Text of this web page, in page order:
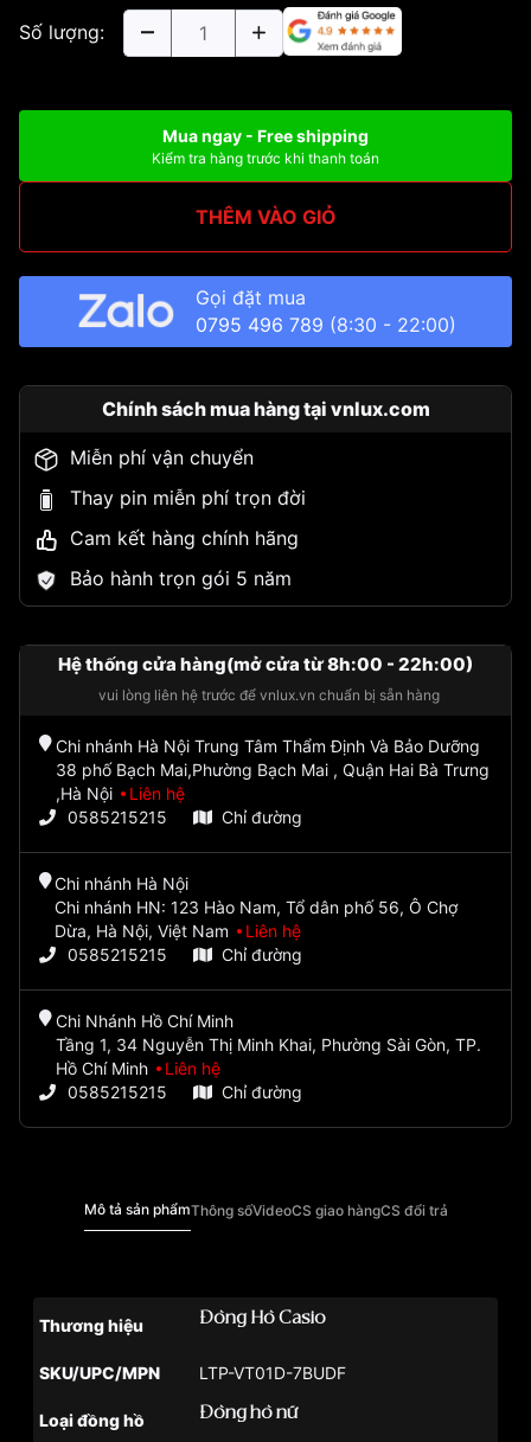
Số lượng:
Mua ngay - Free shipping
Kiểm tra hàng trước khi thanh toán
THÊM VÀO GIỎ
Gọi đặt mua
0795 496 789 (8:30 - 22:00)
Chính sách mua hàng tại vnlux.com
Miễn phí vận chuyển
Thay pin miễn phí trọn đời
Cam kết hàng chính hãng
Bảo hành trọn gói 5 năm
Hệ thống cửa hàng(mở cửa từ 8h:00 - 22h:00)
vui lòng liên hệ trước để vnlux.vn chuẩn bị sẵn hàng
Chi nhánh Hà Nội Trung Tâm Thẩm Định Và Bảo Dưỡng
38 phố Bạch Mai,Phường Bạch Mai , Quận Hai Bà Trưng
,Hà Nội
Liên hệ
0585215215
Chỉ đường
Chi nhánh Hà Nội
Chi nhánh HN: 123 Hào Nam, Tổ dân phố 56, Ô Chợ
Dừa, Hà Nội, Việt Nam
Liên hệ
0585215215
Chỉ đường
Chi Nhánh Hồ Chí Minh
Tầng 1, 34 Nguyễn Thị Minh Khai, Phường Sài Gòn, TP.
Hồ Chí Minh
Liên hệ
0585215215
Chỉ đường
Mô tả sản phẩmThông sốVideoCS giao hàngCS đổi trả
Thương hiệu Đồng Hồ Casio
SKU/UPC/MPN LTP-VT01D-7BUDF
Loại đồng hồ Đồng hồ nữ